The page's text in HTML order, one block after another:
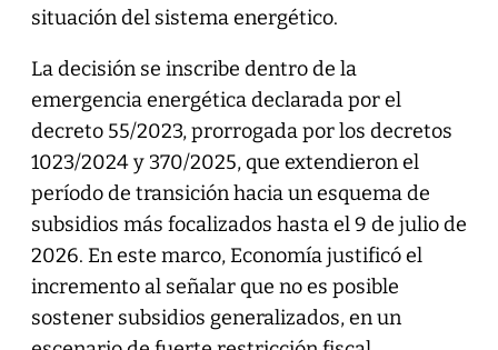
situación del sistema energético.
La decisión se inscribe dentro de la
emergencia energética declarada por el
decreto 55/2023, prorrogada por los decretos
1023/2024 y 370/2025, que extendieron el
período de transición hacia un esquema de
subsidios más focalizados hasta el 9 de julio de
2026. En este marco, Economía justificó el
incremento al señalar que no es posible
sostener subsidios generalizados, en un